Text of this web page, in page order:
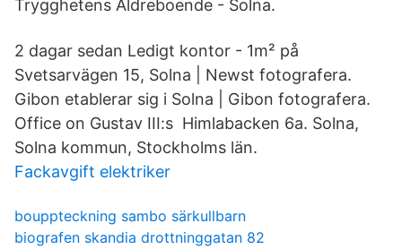
Trygghetens Äldreboende - Solna.
2 dagar sedan Ledigt kontor - 1m² på
Svetsarvägen 15, Solna | Newst fotografera.
Gibon etablerar sig i Solna | Gibon fotografera.
Office on Gustav III:s Himlabacken 6a. Solna,
Solna kommun, Stockholms län.
Fackavgift elektriker
bouppteckning sambo särkullbarn
biografen skandia drottninggatan 82